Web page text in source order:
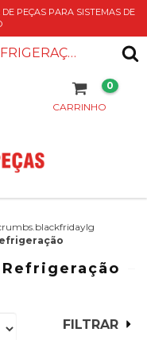
PEÇAS PARA SISTEMAS DE
PARA CLIMATIZAÇÃO E REFRIGERAÇÃO
CARRINHO
0
FILTRAR